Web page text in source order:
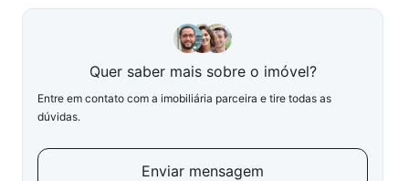
Quer saber mais sobre o imóvel?
Entre em contato com a imobiliária parceira e tire todas as
dúvidas.
Enviar mensagem